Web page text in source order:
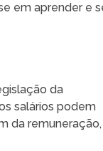
em aprender e
da
salários podem
da remuneração,